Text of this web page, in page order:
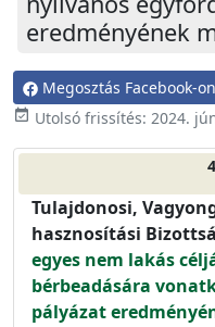
eredményének
Megosztás Facebook-on
event_available Utolsó frissítés: 2024.
Tulajdonosi,
hasznosítási
egyes nem lakás
bérbeadására
pályázat